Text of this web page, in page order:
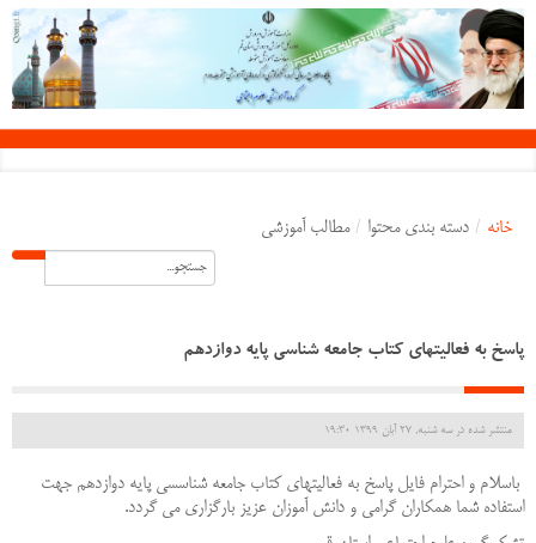
خانه / دسته بندی محتوا / مطالب آموزشی
پاسخ به فعالیتهای کتاب جامعه شناسی پایه دوازدهم
منتشر شده در سه شنبه, 27 آبان 1399 19:30
باسلام و احترام فایل پاسخ به فعالیتهای کتاب جامعه شناسسی پایه دوازدهم جهت
استفاده شما همکاران گرامی و دانش آموزان عزیز بارگزاری می گردد.